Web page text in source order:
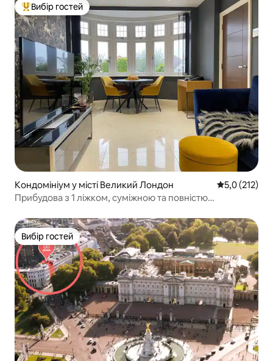
Топ вибір гостей
Вибір гостей
Кондомініум у місті Великий Лондон Середня
5,0 (212)
Прибудова з 1 ліжком, суміжною та повністю
Вибір гостей
Вибір гостей